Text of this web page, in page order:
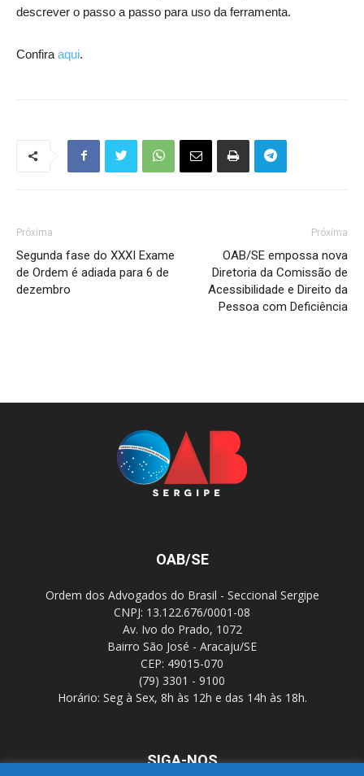
descrever o passo a passo para uso da ferramenta.
Confira aqui.
Próxima
Segunda fase do XXXI Exame
de Ordem é adiada para 6 de
dezembro
Próxima
OAB/SE empossa nova
Diretoria da Comissão de
Acessibilidade e Direito da
Pessoa com Deficiência
OAB/SE
Ordem dos Advogados do Brasil - Seccional Sergipe
CNPJ: 13.122.676/0001-08
Av. Ivo do Prado, 1072
Bairro São José - Aracaju/SE
CEP: 49015-070
(79) 3301 - 9100
Horário: Seg à Sex, 8h às 12h e das 14h às 18h.
SIGA-NOS